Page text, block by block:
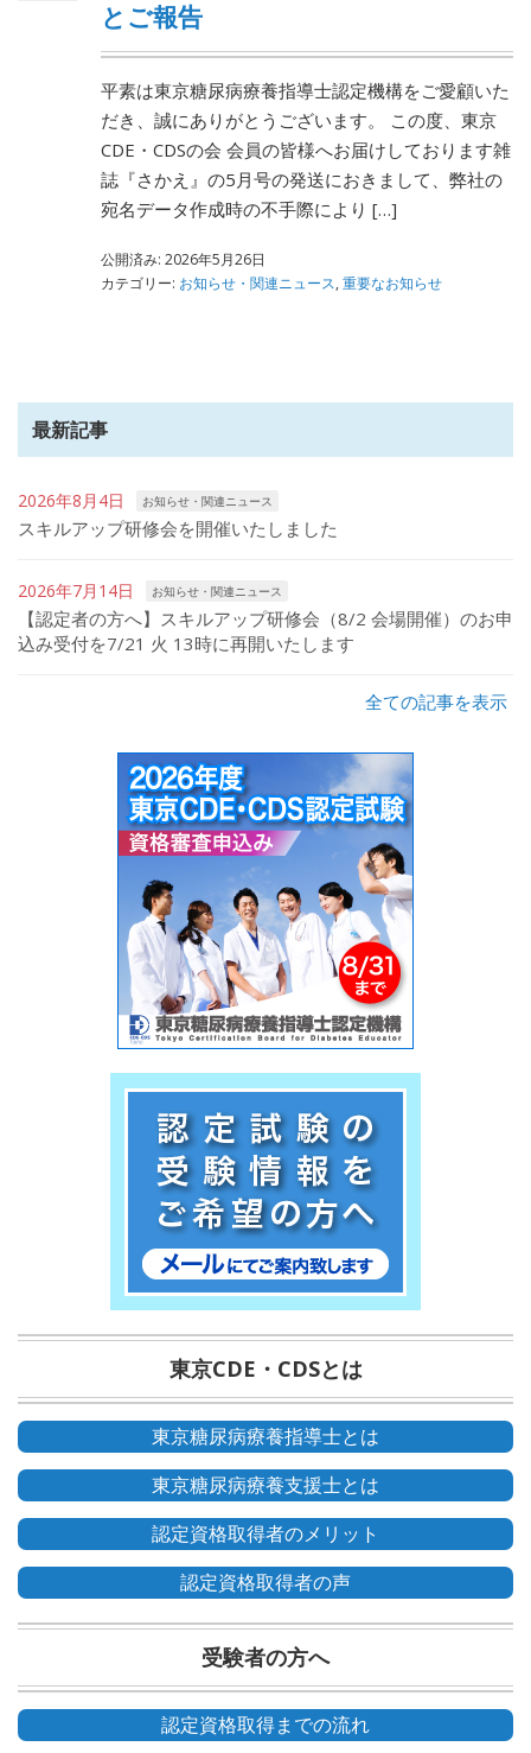
とご報告
平素は東京糖尿病療養指導士認定機構をご愛顧いた
だき、誠にありがとうございます。 この度、東京
CDE・CDSの会 会員の皆様へお届けしております雑
誌『さかえ』の5月号の発送におきまして、弊社の
宛名データ作成時の不手際により […]
公開済み: 2026年5月26日
カテゴリー: お知らせ・関連ニュース, 重要なお知らせ
最新記事
2026年8月4日 お知らせ・関連ニュース
スキルアップ研修会を開催いたしました
2026年7月14日 お知らせ・関連ニュース
【認定者の方へ】スキルアップ研修会（8/2 会場開催）のお申
込み受付を7/21 火 13時に再開いたします
全ての記事を表示
東京CDE・CDSとは
東京糖尿病療養指導士とは
東京糖尿病療養支援士とは
認定資格取得者のメリット
認定資格取得者の声
受験者の方へ
認定資格取得までの流れ